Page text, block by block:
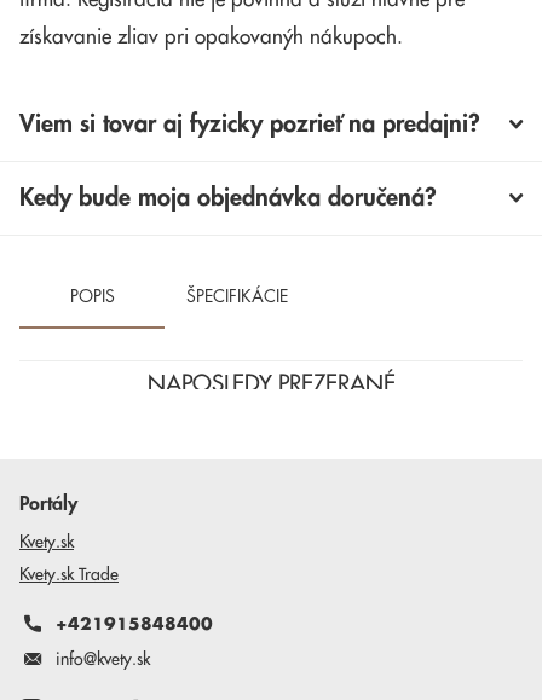
získavanie zliav pri opakovanýh nákupoch.
Viem si tovar aj fyzicky pozrieť na predajni?
Kedy bude moja objednávka doručená?
POPIS ŠPECIFIKÁCIE
NAPOSLEDY PREZERANÉ
Portály
Kvety.sk
Kvety.sk Trade
+421915848400
info@kvety.sk